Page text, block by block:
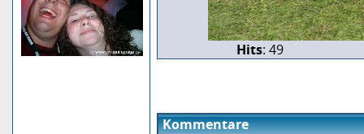
Hits: 49
Kommentare